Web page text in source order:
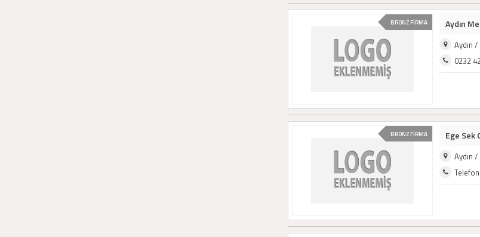
BRONZ FİRMA Aydın
Aydın
0232
BRONZ FİRMA Ege Sek
Aydın